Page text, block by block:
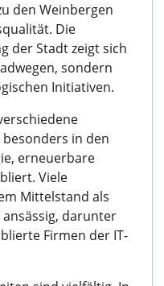
den Weinbergen
Die
der Stadt zeigt sich
sondern
Initiativen.
in den
erneuerbare
Viele
Mittelstand als
darunter
Firmen der IT-